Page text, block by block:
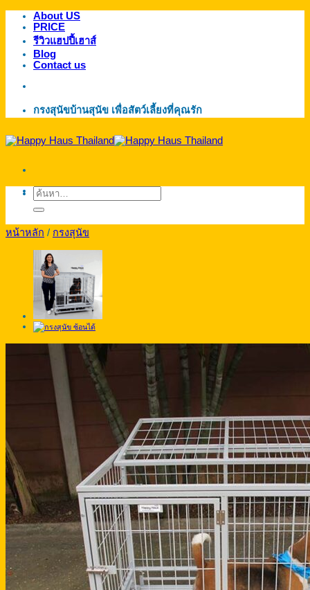
ข้าม
เนื้อหา
About US
PRICE
รีวิวแฮปปี้เฮาส์
Blog
Contact us
กรงสุนัขบ้านสุนัข เพื่อสัตว์เลี้ยงที่คุณรัก
ค้นหา:
หน้าหลัก / กรงสุนัข